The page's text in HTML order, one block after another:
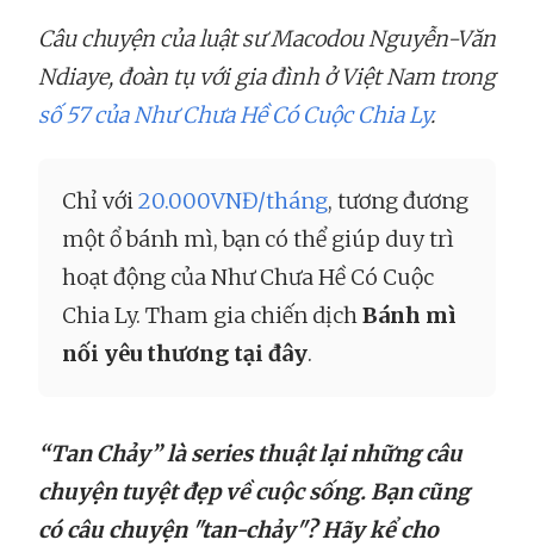
Câu chuyện của luật sư Macodou Nguyễn-Văn
Ndiaye, đoàn tụ với gia đình ở Việt Nam trong
số 57 của Như Chưa Hề Có Cuộc Chia Ly.
Chỉ với20.000VNĐ/tháng, tương đương
một ổ bánh mì, bạn có thể giúp duy trì
hoạt động của Như Chưa Hề Có Cuộc
Chia Ly. Tham gia chiến dịchBánh mì
nối yêu thương tại đây.
“Tan Chảy” là series thuật lại những câu
chuyện tuyệt đẹp về cuộc sống. Bạn cũng
có câu chuyện "tan-chảy"? Hãy kể cho